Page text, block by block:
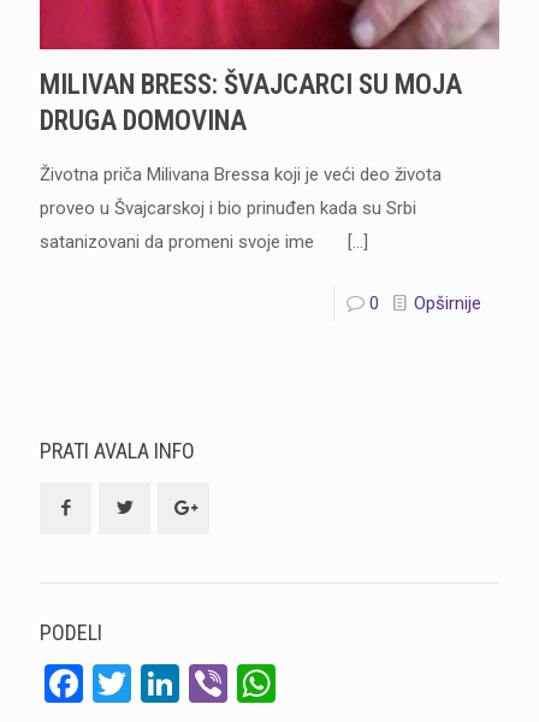
MILIVAN BRESS: ŠVAJCARCI SU MOJA
DRUGA DOMOVINA
Životna priča Milivana Bressa koji je veći deo života
proveo u Švajcarskoj i bio prinuđen kada su Srbi
satanizovani da promeni svoje ime
[…]
0 Opširnije
PRATI AVALA INFO
PODELI
Facebook
Twitter
LinkedIn
Viber